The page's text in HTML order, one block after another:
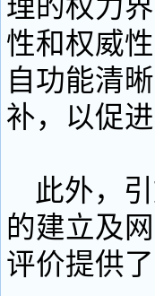
理的权力
性和权威
自功能清
补，以促
此外，引
的建立及
评价提供